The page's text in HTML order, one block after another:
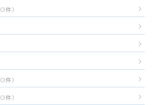
（3件）
（3件）
（3件）